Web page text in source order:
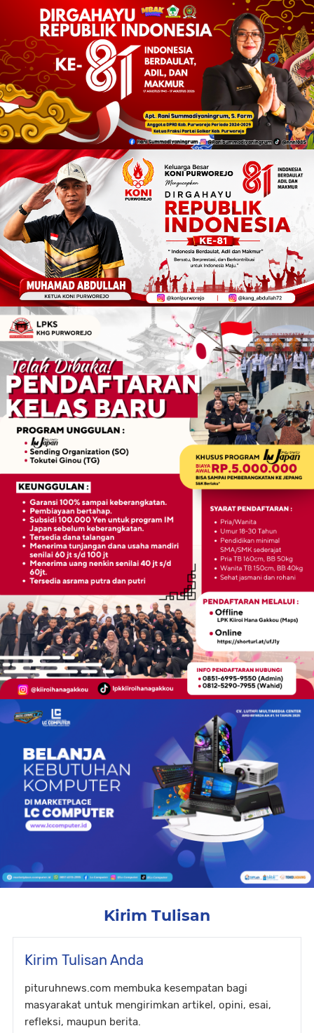
Kirim Tulisan
Kirim Tulisan Anda
pituruhnews.com membuka kesempatan bagi
masyarakat untuk mengirimkan artikel, opini, esai,
refleksi, maupun berita.